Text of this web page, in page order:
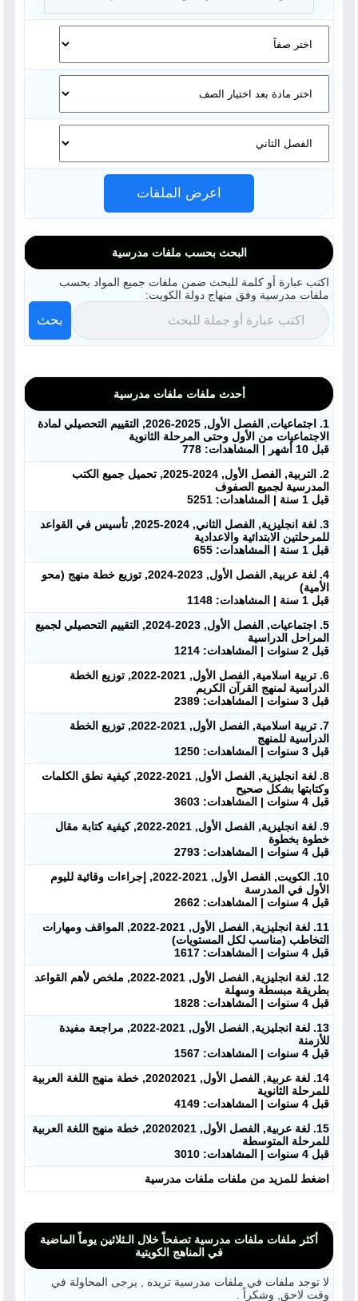
ملفات اليوم
ابحث عن مدرس
أحدث الأخبار
جميع الصفوف
منصات
مدرسو المناهج
ملفات للمدرس
ملفات تعليمية
الكتب المدرسية
تسجيل دخول
اعرض الملفات
البحث بحسب ملفات مدرسية
اكتب عبارة أو كلمة للبحث ضمن ملفات جميع المواد بحسب
ملفات مدرسية وفق منهاج دولة الكويت:
بحث
أحدث ملفات ملفات مدرسية
1. اجتماعيات, الفصل الأول, 2025-2026, التقييم التحصيلي لمادة
الاجتماعيات من الأول وحتى المرحلة الثانوية
قبل 10 أشهر | المشاهدات: 778
2. التربية, الفصل الأول, 2024-2025, تحميل جميع الكتب
المدرسية لجميع الصفوف
قبل 1 سنة | المشاهدات: 5251
3. لغة انجليزية, الفصل الثاني, 2024-2025, تأسيس في القواعد
للمرحلتين الابتدائية والاعدادية
قبل 1 سنة | المشاهدات: 655
4. لغة عربية, الفصل الأول, 2023-2024, توزيع خطة منهج (محو
الأمية)
قبل 1 سنة | المشاهدات: 1148
5. اجتماعيات, الفصل الأول, 2023-2024, التقييم التحصيلي لجميع
المراحل الدراسية
قبل 2 سنوات | المشاهدات: 1214
6. تربية اسلامية, الفصل الأول, 2021-2022, توزيع الخطة
الدراسية لمنهج القرآن الكريم
قبل 3 سنوات | المشاهدات: 2389
7. تربية اسلامية, الفصل الأول, 2021-2022, توزيع الخطة
الدراسية للمنهج
قبل 3 سنوات | المشاهدات: 1250
8. لغة انجليزية, الفصل الأول, 2021-2022, كيفية نطق الكلمات
وكتابتها بشكل صحيح
قبل 4 سنوات | المشاهدات: 3603
9. لغة انجليزية, الفصل الأول, 2021-2022, كيفية كتابة مقال
خطوة بخطوة
قبل 4 سنوات | المشاهدات: 2793
10. الكويت, الفصل الأول, 2021-2022, إجراءات وقائية لليوم
الأول في المدرسة
قبل 4 سنوات | المشاهدات: 2662
11. لغة انجليزية, الفصل الأول, 2021-2022, المواقف ومهارات
التخاطب (مناسب لكل المستويات)
قبل 4 سنوات | المشاهدات: 1617
12. لغة انجليزية, الفصل الأول, 2021-2022, ملخص لأهم القواعد
بطريقة مبسطة وسهلة
قبل 4 سنوات | المشاهدات: 1828
13. لغة انجليزية, الفصل الأول, 2021-2022, مراجعة مفيدة
للأزمنة
قبل 4 سنوات | المشاهدات: 1567
14. لغة عربية, الفصل الأول, 20202021, خطة منهج اللغة العربية
للمرحلة الثانوية
قبل 4 سنوات | المشاهدات: 4149
15. لغة عربية, الفصل الأول, 20202021, خطة منهج اللغة العربية
للمرحلة المتوسطة
قبل 4 سنوات | المشاهدات: 3010
اضغط للمزيد من ملفات ملفات مدرسية
أكثر ملفات ملفات مدرسية تصفحاً خلال الـثلاثين يوماً الماضية
في المناهج الكويتية
لا توجد ملفات في ملفات مدرسية تريده , يرجى المحاولة في
وقت لاحق, وشكراً .